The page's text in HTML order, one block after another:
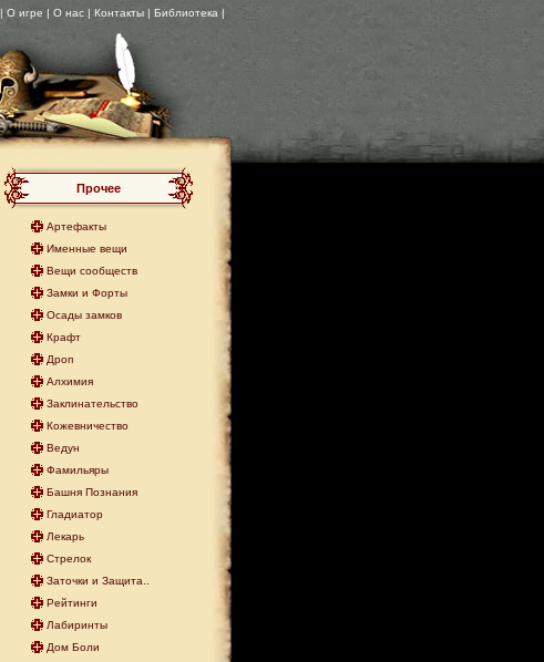
| О игре | О нас | Контакты | Библиотека |
Прочее
Артефакты
Именные вещи
Вещи сообществ
Замки и Форты
Осады замков
Крафт
Дроп
Алхимия
Заклинательство
Кожевничество
Ведун
Фамильяры
Башня Познания
Гладиатор
Лекарь
Стрелок
Заточки и Защита..
Рейтинги
Лабиринты
Дом Боли